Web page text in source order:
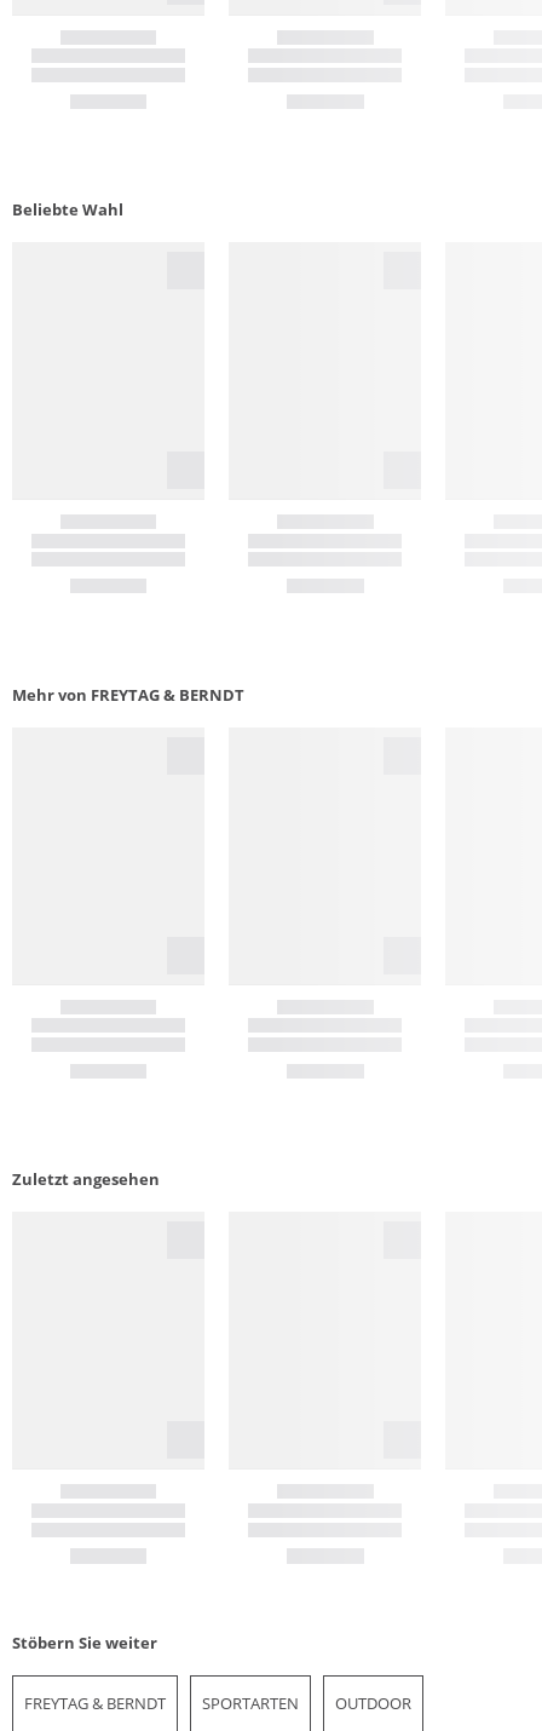
Beliebte Wahl
Mehr von FREYTAG & BERNDT
Zuletzt angesehen
Stöbern Sie weiter
FREYTAG & BERNDT SPORTARTEN OUTDOOR